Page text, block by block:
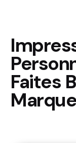
Faites